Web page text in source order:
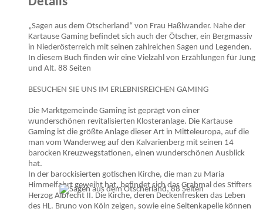
„Sagen aus dem Ötscherland“ von Frau Haßlwander. Nahe der
Kartause Gaming befindet sich auch der Ötscher, ein Bergmassiv
in Niederösterreich mit seinen zahlreichen Sagen und Legenden.
In diesem Buch finden wir eine Vielzahl von Erzählungen für Jung
und Alt. 88 Seiten
BESUCHEN SIE UNS IM ERLEBNISREICHEN GAMING
Die Marktgemeinde Gaming ist geprägt von einer
wunderschönen revitalisierten Klosteranlage. Die Kartause
Gaming ist die größte Anlage dieser Art in Mitteleuropa, auf die
man vom Wanderweg auf den Kalvarienberg mit seinen 14
barocken Kreuzwegstationen, einen wunderschönen Ausblick
hat.
In der barockisierten gotischen Kirche, die man zu Maria
Himmelfahrt geweiht hat, befindet sich das Grabmal des Stifters
Herzog Albrecht II. Die Kirche, deren Deckenfresken das Leben
des HL. Bruno von Köln zeigen, sowie eine Seitenkapelle können